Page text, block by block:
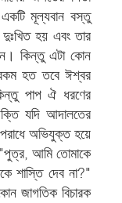
মূল্যবান বস্তু
হয় এবং তার
কিন্তু এটা কোন
হত তবে ঈশ্বর
পাপ ঐ ধরণের
যদি আদালতের
অভিযুক্ত হয়ে
"পুত্র, আমি তোমাকে
শাস্তি দেব না?"
জাগতিক বিচারক